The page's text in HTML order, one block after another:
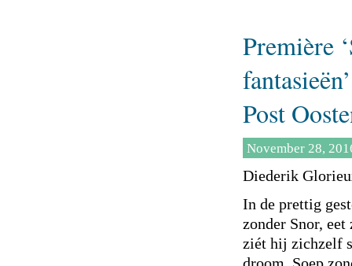
Première
Post
November 28,
Diederik
In de prettig
zonder Snor,
ziét hij zichzelf